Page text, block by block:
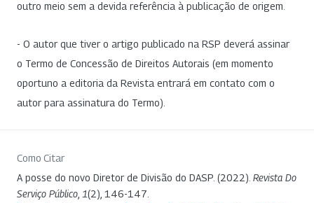
outro meio sem a devida referência à publicação de origem.
- O autor que tiver o artigo publicado na RSP deverá assinar
o Termo de Concessão de Direitos Autorais (em momento
oportuno a editoria da Revista entrará em contato com o
autor para assinatura do Termo).
Como Citar
A posse do novo Diretor de Divisão do DASP. (2022). Revista Do
Serviço Público 1(2), 146-147.